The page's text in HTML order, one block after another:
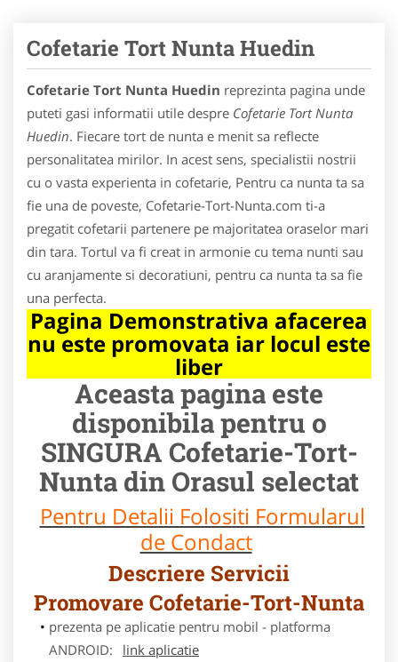
Cofetarie Tort Nunta Huedin
Cofetarie Tort Nunta Huedin reprezinta pagina unde
puteti gasi informatii utile despre Cofetarie Tort Nunta
Huedin. Fiecare tort de nunta e menit sa reflecte
personalitatea mirilor. In acest sens, specialistii nostrii
cu o vasta experienta in cofetarie, Pentru ca nunta ta sa
fie una de poveste, Cofetarie-Tort-Nunta.com ti-a
pregatit cofetarii partenere pe majoritatea oraselor mari
din tara. Tortul va fi creat in armonie cu tema nunti sau
cu aranjamente si decoratiuni, pentru ca nunta ta sa fie
una perfecta.
Pagina Demonstrativa afacerea
nu este promovata iar locul este
liber
Aceasta pagina este
disponibila pentru o
SINGURA Cofetarie-Tort-
Nunta din Orasul selectat
Pentru Detalii Folositi Formularul
de Condact
Descriere Servicii
Promovare Cofetarie-Tort-Nunta
prezenta pe aplicatie pentru mobil - platforma
ANDROID:
link aplicatie